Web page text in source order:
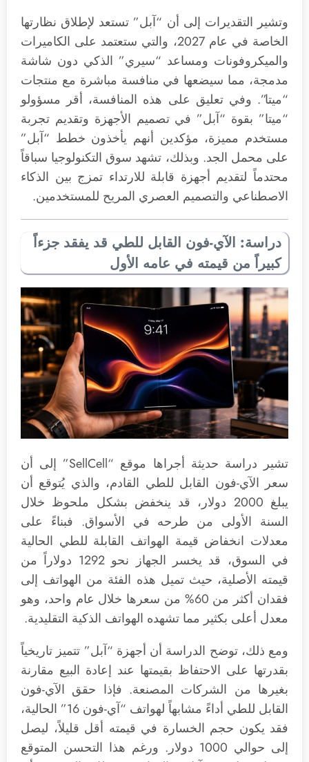
وتشير التقديرات إلى أن “آبل” تستعد لإطلاق نظارتها
الخاصة في عام 2027، والتي ستعتمد على الكاميرات
والميكروفونات ومساعد “سيري” الذكي دون شاشة
مدمجة، مما سيضعها في منافسة مباشرة مع منتجات
“ميتا”. وفي تعليق على هذه المنافسة، أقر مسؤولو
“ميتا” بقوة “آبل” في تصميم الأجهزة وتقديم تجربة
مستخدم مميزة، مؤكدين أنهم يأخذون خطط “آبل”
على محمل الجد. وبذلك، تشهد سوق التكنولوجيا سباقاً
محتدماً لتقديم أجهزة قابلة للارتداء تمزج بين الذكاء
الاصطناعي والتصميم العصري المريح للمستخدمين.
دراسة: الآي-فون القابل للطي قد يفقد جزءاً
كبيراً من قيمته في عامه الأول
تشير دراسة حديثة أجراها موقع “SellCell” إلى أن
سعر الآي-فون القابل للطي القادم، والذي يُتوقع أن
يبلغ 2000 دولار، قد ينخفض بشكل ملحوظ خلال
السنة الأولى من طرحه في الأسواق. فبناءً على
معدلات انخفاض قيمة الهواتف القابلة للطي الحالية
في السوق، قد يخسر الجهاز نحو 1292 دولاراً من
قيمته الأصلية، حيث تميل هذه الفئة من الهواتف إلى
فقدان أكثر من 60% من سعرها خلال عام واحد، وهو
معدل أعلى بكثير مما تشهده الهواتف الذكية التقليدية.
ومع ذلك، توضح الدراسة أن أجهزة “آبل” تتميز تاريخياً
بقدرتها على الاحتفاظ بقيمتها عند إعادة البيع مقارنة
بغيرها من الشركات المصنعة. فإذا حقق الآي-فون
القابل للطي أداءً مشابهاً لهواتف “آي-فون 16” الحالية،
فقد يكون حجم الخسارة في قيمته أقل قليلاً، ليصل
إلى حوالي 1000 دولار. ورغم هذا التحسن المتوقع